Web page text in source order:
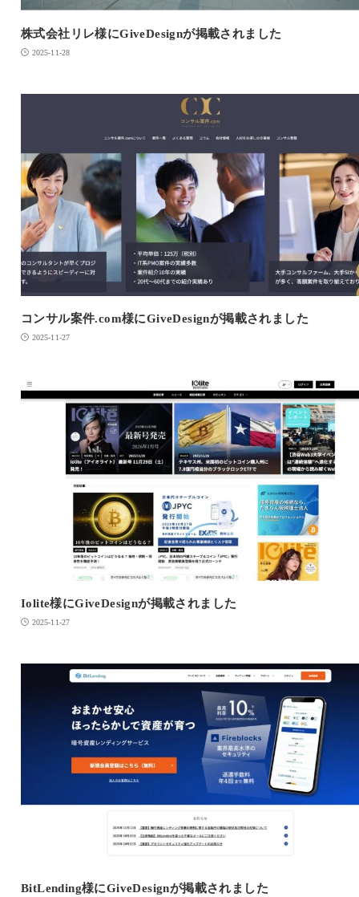
株式会社リレ様にGiveDesignが掲載されました
2025-11-28
コンサル案件.com様にGiveDesignが掲載されました
2025-11-27
Iolite様にGiveDesignが掲載されました
2025-11-27
BitLending様にGiveDesignが掲載されました